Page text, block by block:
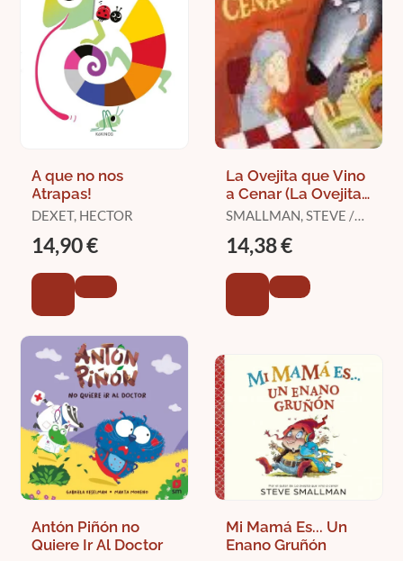
A que no nos
Atrapas!
DEXET, HECTOR
14,90 €
La Ovejita que Vino
a Cenar (La Ovejita
que Vino a Cenar)
SMALLMAN, STEVE /
14,38 €
Antón Piñón no
Quiere Ir Al Doctor
Mi Mamá Es... Un
Enano Gruñón